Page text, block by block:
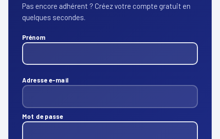
Pas encore adhérent ? Créez votre compte gratuit en
quelques secondes.
Prénom
Adresse e-mail
Mot de passe